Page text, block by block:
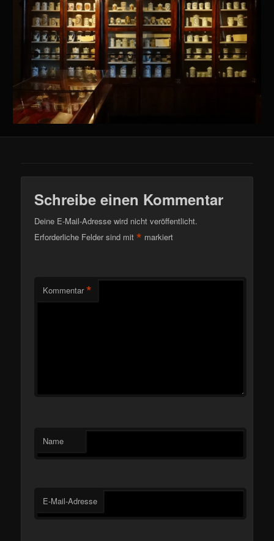
Schreibe einen Kommentar
Deine E-Mail-Adresse wird nicht veröffentlicht.
Erforderliche Felder sind mit* markiert
Kommentar *
Name
E-Mail-Adresse